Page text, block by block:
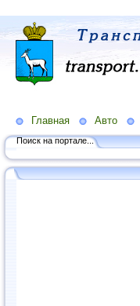
Главная Авто
Поиск на портале...